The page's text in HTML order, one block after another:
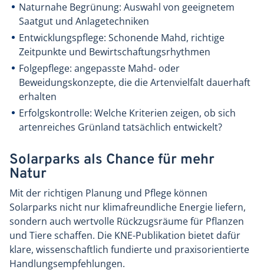
Naturnahe Begrünung: Auswahl von geeignetem
Saatgut und Anlagetechniken
Entwicklungspflege: Schonende Mahd, richtige
Zeitpunkte und Bewirtschaftungsrhythmen
Folgepflege: angepasste Mahd- oder
Beweidungskonzepte, die die Artenvielfalt dauerhaft
erhalten
Erfolgskontrolle: Welche Kriterien zeigen, ob sich
artenreiches Grünland tatsächlich entwickelt?
Solarparks als Chance für mehr
Natur
Mit der richtigen Planung und Pflege können
Solarparks nicht nur klimafreundliche Energie liefern,
sondern auch wertvolle Rückzugsräume für Pflanzen
und Tiere schaffen. Die KNE-Publikation bietet dafür
klare, wissenschaftlich fundierte und praxisorientierte
Handlungsempfehlungen.